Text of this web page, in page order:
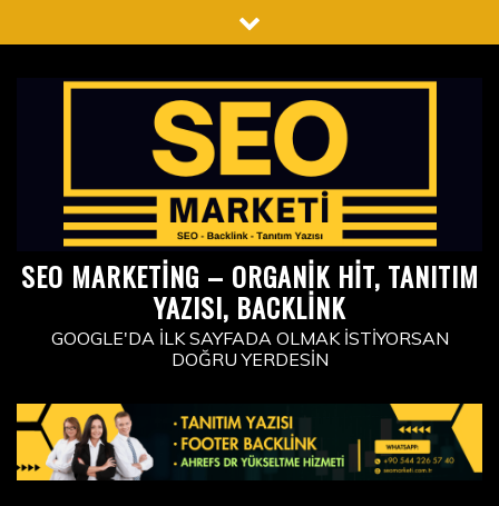
to
SEO MARKETING – ORGANIK HIT, TANITIM
YAZISI, BACKLINK
GOOGLE'DA İLK SAYFADA OLMAK İSTIYORSAN
DOĞRU YERDESIN